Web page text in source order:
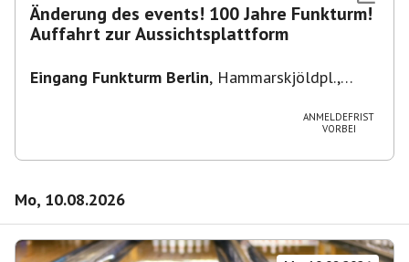
Änderung des events! 100 Jahre Funkturm!
Auffahrt zur Aussichtsplattform
Eingang Funkturm Berlin, Hammarskjöldpl.,
ANMELDEFRIST
VORBEI
Mo, 10.08.2026